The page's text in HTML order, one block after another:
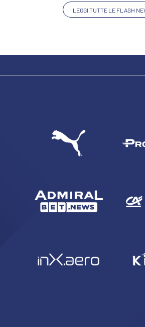
LEGGI TUTTE LE FLASH